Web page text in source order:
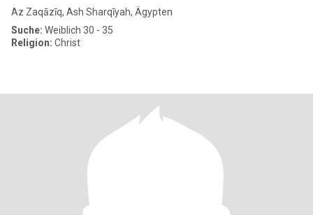
Az Zaqāzīq, Ash Sharqīyah, Ägypten
Suche: Weiblich 30 - 35
Religion: Christ